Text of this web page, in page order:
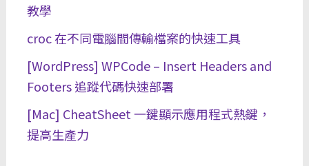
教學
croc 在不同電腦間傳輸檔案的快速工具
[WordPress] WPCode – Insert Headers and
Footers 追蹤代碼快速部署
[Mac] CheatSheet 一鍵顯示應用程式熱鍵，
提高生產力